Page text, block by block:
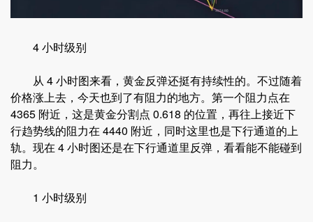
4 小时级别
从 4 小时图来看，黄金反弹还挺有持续性的。不过随着
价格涨上去，今天也到了有阻力的地方。第一个阻力点在
4365 附近，这是黄金分割点 0.618 的位置，再往上接近下
行趋势线的阻力在 4440 附近，同时这里也是下行通道的上
轨。现在 4 小时图还是在下行通道里反弹，看看能不能碰到
阻力。
1 小时级别